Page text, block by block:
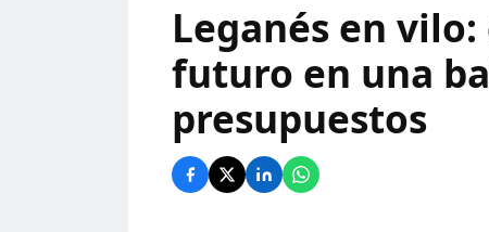
Leganés en
futuro en una
presupuestos